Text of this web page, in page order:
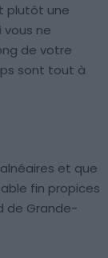
plutôt une
vous ne
de votre
sont tout à
et que
fin propices
de Grande-